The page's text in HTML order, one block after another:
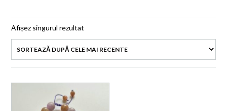
Afișez singurul rezultat